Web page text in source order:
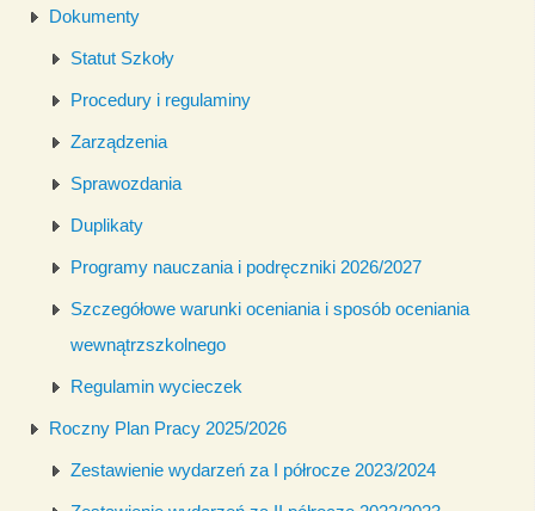
Dokumenty
Statut Szkoły
Procedury i regulaminy
Zarządzenia
Sprawozdania
Duplikaty
Programy nauczania i podręczniki 2026/2027
Szczegółowe warunki oceniania i sposób oceniania
wewnątrzszkolnego
Regulamin wycieczek
Roczny Plan Pracy 2025/2026
Zestawienie wydarzeń za I półrocze 2023/2024